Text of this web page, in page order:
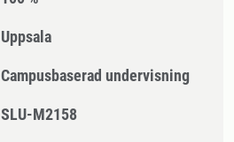
Uppsala
Campusbaserad undervisning
SLU-M2158